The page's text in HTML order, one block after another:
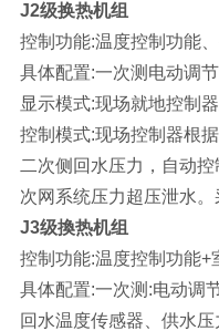
J2级换热机组
控制功能:温度控制功能
具体配置:一次测电动调
显示模式:现场就地控制
控制模式:现场控制器根
二次侧回水压力，自动
次网系统压力超压泄水
J3级換热机组
控制功能:温度控制功能+
具体配置:一次测 :电动调
回水温度传感器、供水